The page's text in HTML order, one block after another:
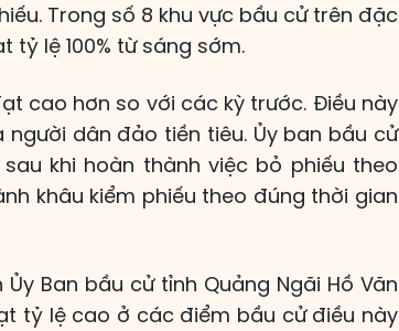
Trong số 8 khu vực bầu cử trên đặc
tỷ lệ 100% từ sáng sớm.
cao hơn so với các kỳ trước. Điều này
dân đảo tiền tiêu. Ủy ban bầu cử
khi hoàn thành việc bỏ phiếu theo
khâu kiểm phiếu theo đúng thời gian
Ban bầu cử tỉnh Quảng Ngãi Hồ Văn
tỷ lệ cao ở các điểm bầu cử điều này